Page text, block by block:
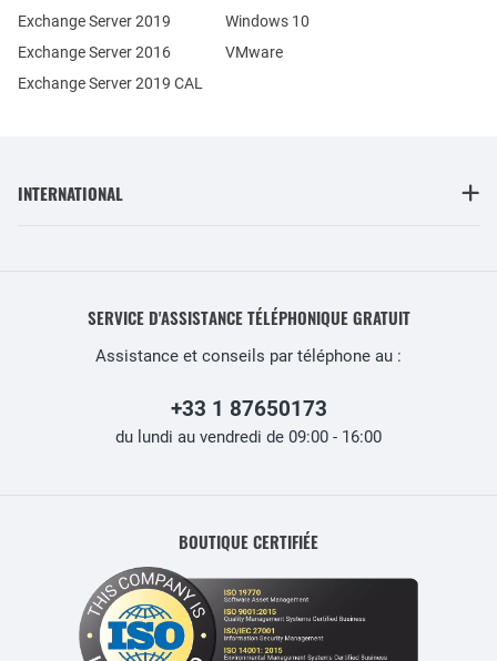
Exchange Server 2019
Exchange Server 2016
Exchange Server 2019 CAL
Windows 10
VMware
INTERNATIONAL
SERVICE D'ASSISTANCE TÉLÉPHONIQUE GRATUIT
Assistance et conseils par téléphone au :
+33 1 87650173
du lundi au vendredi de 09:00 - 16:00
BOUTIQUE CERTIFIÉE